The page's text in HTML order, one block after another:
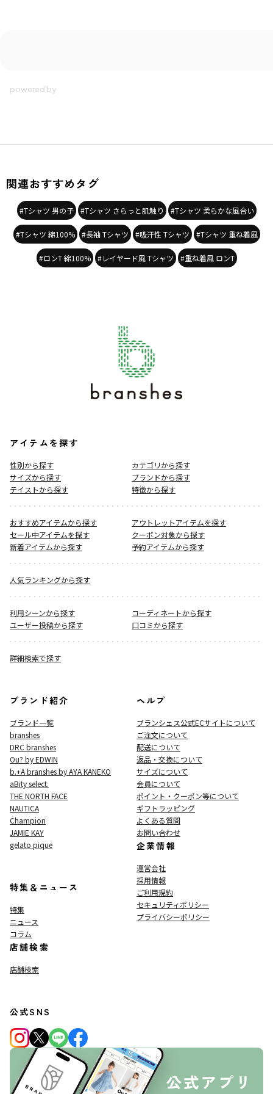
関連おすすめタグ
#Tシャツ 男の子 #Tシャツ さらっと肌触り #Tシャツ 柔らかな風合い
#Tシャツ 綿100% #長袖 Tシャツ #吸汗性 Tシャツ #Tシャツ 重ね着風
#ロンT 綿100% #レイヤード風 Tシャツ #重ね着風 ロンT
アイテムを探す
性別から探す
カテゴリから探す
サイズから探す
ブランドから探す
テイストから探す
特徴から探す
おすすめアイテムから探す
アウトレットアイテムを探す
セール中アイテムを探す
クーポン対象から探す
新着アイテムから探す
予約アイテムから探す
人気ランキングから探す
利用シーンから探す
コーディネートから探す
ユーザー投稿から探す
口コミから探す
詳細検索で探す
ブランド紹介
ブランド一覧
branshes
DRC branshes
Ou? by EDWIN
b.+A branshes by AYA KANEKO
aBity select.
THE NORTH FACE
NAUTICA
Champion
JAMIE KAY
gelato pique
特集＆ニュース
特集
ニュース
コラム
店舗検索
店舗検索
ヘルプ
ブランシェス公式ECサイトについて
ご注文について
配送について
返品・交換について
サイズについて
会員について
ポイント・クーポン等について
ギフトラッピング
よくある質問
お問い合わせ
企業情報
運営会社
採用情報
ご利用規約
セキュリティポリシー
プライバシーポリシー
公式SNS